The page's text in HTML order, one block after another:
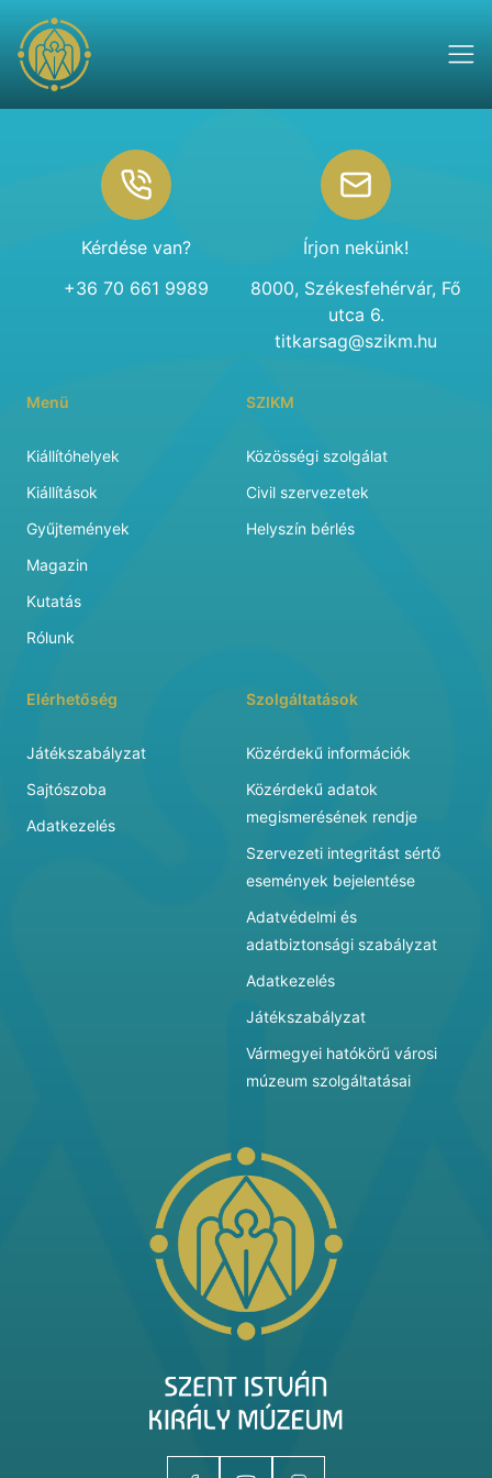
Kérdése van?
+36 70 661 9989
Írjon nekünk!
8000, Székesfehérvár, Fő
utca 6.
titkarsag@szikm.hu
Menü
Kiállítóhelyek
Kiállítások
Gyűjtemények
Magazin
Kutatás
Rólunk
SZIKM
Közösségi szolgálat
Civil szervezetek
Helyszín bérlés
Elérhetőség
Játékszabályzat
Sajtószoba
Adatkezelés
Szolgáltatások
Közérdekű információk
Közérdekű adatok
megismerésének rendje
Szervezeti integritást sértő
események bejelentése
Adatvédelmi és
adatbiztonsági szabályzat
Adatkezelés
Játékszabályzat
Vármegyei hatókörű városi
múzeum szolgáltatásai